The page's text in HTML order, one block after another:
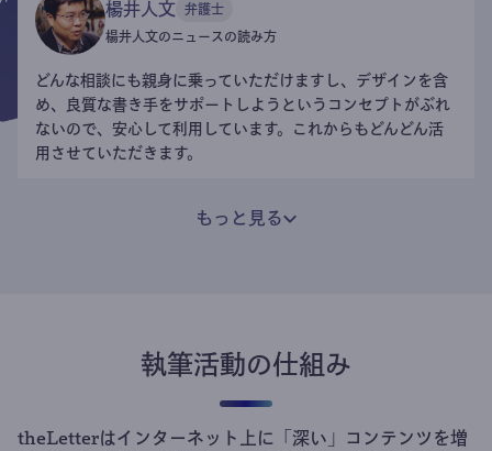
楊井人文 弁護士
楊井人文のニュースの読み方
どんな相談にも親身に乗っていただけますし、デザインを含
め、良質な書き手をサポートしようというコンセプトがぶれ
ないので、安心して利用しています。これからもどんどん活
用させていただきます。
もっと見る
執筆活動の仕組み
theLetterはインターネット上に「深い」コンテンツを増